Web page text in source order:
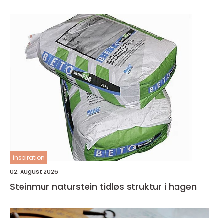
inspiration
02. August 2026
Steinmur naturstein tidløs struktur i hagen